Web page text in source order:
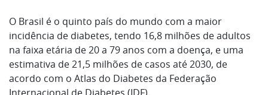
O Brasil é o quinto país do mundo com a maior
incidência de diabetes, tendo 16,8 milhões de adultos
na faixa etária de 20 a 79 anos com a doença, e uma
estimativa de 21,5 milhões de casos até 2030, de
acordo com o Atlas do Diabetes da Federação